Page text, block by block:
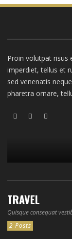
Proin volutpat risus
imperdiet, tellus et
sed venenatis
pharetra ornare,
TRAVEL
Quisque consequat
2 Posts